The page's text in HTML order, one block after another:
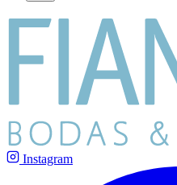
Instagram